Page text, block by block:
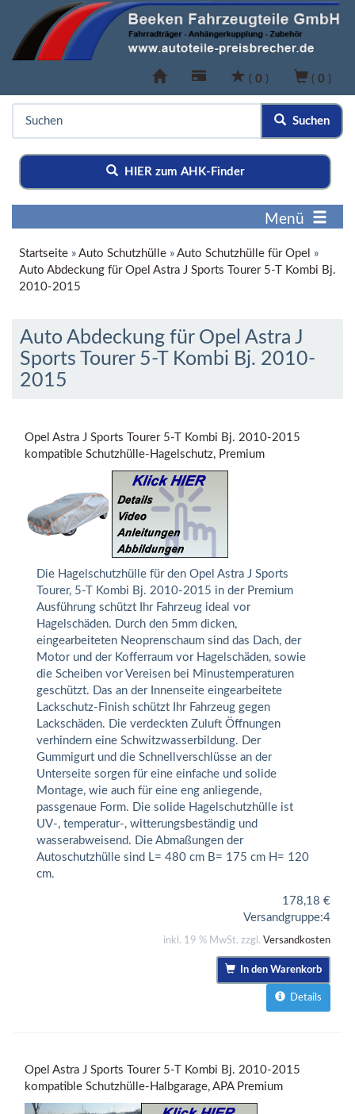
( 0 ) ( 0 )
Suchen
HIER zum AHK-Finder
Menü
Startseite » Auto Schutzhülle » Auto Schutzhülle für Opel »
Auto Abdeckung für Opel Astra J Sports Tourer 5-T Kombi Bj.
2010-2015
Auto Abdeckung für Opel Astra J
Sports Tourer 5-T Kombi Bj. 2010-
2015
Opel Astra J Sports Tourer 5-T Kombi Bj. 2010-2015
kompatible Schutzhülle-Hagelschutz, Premium
Die Hagelschutzhülle für den Opel Astra J Sports
Tourer, 5-T Kombi Bj. 2010-2015 in der Premium
Ausführung schützt Ihr Fahrzeug ideal vor
Hagelschäden. Durch den 5mm dicken,
eingearbeiteten Neoprenschaum sind das Dach, der
Motor und der Kofferraum vor Hagelschäden, sowie
die Scheiben vor Vereisen bei Minustemperaturen
geschützt. Das an der Innenseite eingearbeitete
Lackschutz-Finish schützt Ihr Fahrzeug gegen
Lackschäden. Die verdeckten Zuluft Öffnungen
verhindern eine Schwitzwasserbildung. Der
Gummigurt und die Schnellverschlüsse an der
Unterseite sorgen für eine einfache und solide
Montage, wie auch für eine eng anliegende,
passgenaue Form. Die solide Hagelschutzhülle ist
UV-, temperatur-, witterungsbeständig und
wasserabweisend. Die Abmaßungen der
Autoschutzhülle sind L= 480 cm B= 175 cm H= 120
cm.
178,18 €
Versandgruppe:4
inkl. 19 % MwSt. zzgl. Versandkosten
In den Warenkorb
Details
Opel Astra J Sports Tourer 5-T Kombi Bj. 2010-2015
kompatible Schutzhülle-Halbgarage, APA Premium